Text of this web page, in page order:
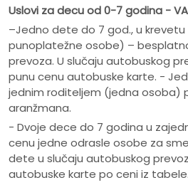
Uslovi za decu od 0-7 godina -
–Jedno dete do 7 god., u
punoplatežne osobe) –
prevoza. U slučaju autobuskog
punu cenu autobuske karte. -
jednim roditeljem (jedna osoba)
aranžmana.
- Dvoje dece do 7 godina u
cenu jedne odrasle osobe za
dete u slučaju autobuskog
autobuske karte po ceni iz tabele.